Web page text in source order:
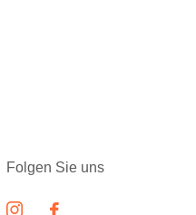
Folgen Sie uns